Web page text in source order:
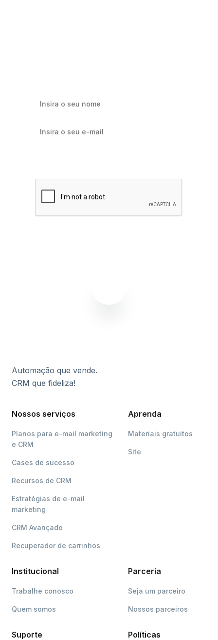
Automação que vende.
CRM que fideliza!
Nossos serviços
Planos para e-mail marketing
e CRM
Cases de sucesso
Recursos de CRM
Estratégias de e-mail
marketing
CRM Avançado
Recuperador de carrinhos
Aprenda
Materiais gratuitos
Site
Institucional
Trabalhe conosco
Quem somos
Parceria
Seja um parceiro
Nossos parceiros
Suporte Políticas